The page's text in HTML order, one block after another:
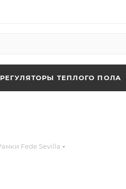
ТЕПЛОГО ПОЛА
Fede Sevilla